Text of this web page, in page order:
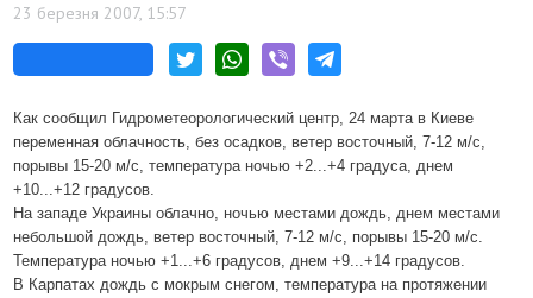
23 березня 2007, 15:57
Как сообщил Гидрометеорологический центр, 24 марта в Киеве
переменная облачность, без осадков, ветер восточный, 7-12 м/с,
порывы 15-20 м/с, температура ночью +2...+4 градуса, днем
+10...+12 градусов.
На западе Украины облачно, ночью местами дождь, днем местами
небольшой дождь, ветер восточный, 7-12 м/с, порывы 15-20 м/с.
Температура ночью +1...+6 градусов, днем +9...+14 градусов.
В Карпатах дождь с мокрым снегом, температура на протяжении